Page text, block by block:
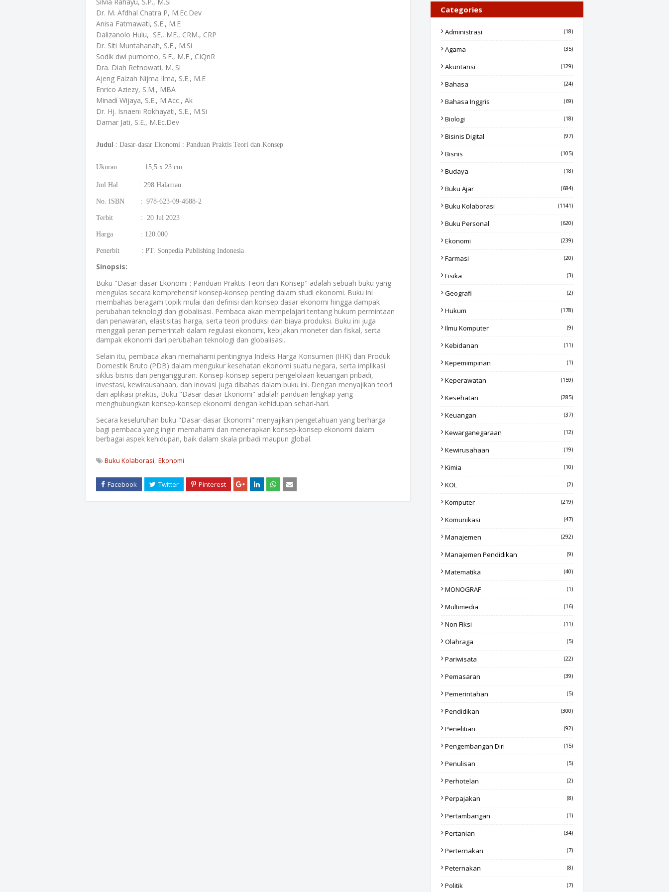
Dr. M. Afdhal Chatra P, M.Ec.Dev
Anisa Fatmawati, S.E., M.E
Dalizanolo Hulu, SE., ME., CRM., CRP
Dr. Siti Muntahanah, S.E., M.Si
Sodik dwi purnomo, S.E., M.E., CIQnR
Dra. Diah Retnowati, M. Si
Ajeng Faizah Nijma Ilma, S.E., M.E
Enrico Aziezy, S.M., MBA
Minadi Wijaya, S.E., M.Acc., Ak
Dr. Hj. Isnaeni Rokhayati, S.E., M.Si
Damar Jati, S.E., M.Ec.Dev
Judul : Dasar-dasar Ekonomi : Panduan Praktis Teori dan Konsep
Ukuran : 15,5 x 23 cm
Jml Hal : 298 Halaman
No. ISBN : 978-623-09-4688-2
Terbit : 20 Jul 2023
Harga : 120.000
Penerbit : PT. Sonpedia Publishing Indonesia
Sinopsis:
Buku "Dasar-dasar Ekonomi : Panduan Praktis Teori dan Konsep" adalah sebuah buku yang
mengulas secara komprehensif konsep-konsep penting dalam studi ekonomi. Buku ini
membahas beragam topik mulai dari definisi dan konsep dasar ekonomi hingga dampak
perubahan teknologi dan globalisasi. Pembaca akan mempelajari tentang hukum permintaan
dan penawaran, elastisitas harga, serta teori produksi dan biaya produksi. Buku ini juga
menggali peran pemerintah dalam regulasi ekonomi, kebijakan moneter dan fiskal, serta
dampak ekonomi dari perubahan teknologi dan globalisasi.
Selain itu, pembaca akan memahami pentingnya Indeks Harga Konsumen (IHK) dan Produk
Domestik Bruto (PDB) dalam mengukur kesehatan ekonomi suatu negara, serta implikasi
siklus bisnis dan pengangguran. Konsep-konsep seperti pengelolaan keuangan pribadi,
investasi, kewirausahaan, dan inovasi juga dibahas dalam buku ini. Dengan menyajikan teori
dan aplikasi praktis, Buku "Dasar-dasar Ekonomi" adalah panduan lengkap yang
menghubungkan konsep-konsep ekonomi dengan kehidupan sehari-hari.
Secara keseluruhan buku "Dasar-dasar Ekonomi" menyajikan pengetahuan yang berharga
bagi pembaca yang ingin memahami dan menerapkan konsep-konsep ekonomi dalam
berbagai aspek kehidupan, baik dalam skala pribadi maupun global.
Buku Kolaborasi Ekonomi
Categories
Administrasi (18)
Agama (35)
Akuntansi (129)
Bahasa (24)
Bahasa Inggris (69)
Biologi (18)
Bisinis Digital (97)
Bisnis (105)
Budaya (18)
Buku Ajar (684)
Buku Kolaborasi (1141)
Buku Personal (620)
Ekonomi (239)
Farmasi (20)
Fisika (3)
Geografi (2)
Hukum (178)
Ilmu Komputer (9)
Kebidanan (11)
Kepemimpinan (1)
Keperawatan (159)
Kesehatan (285)
Keuangan (37)
Kewarganegaraan (12)
Kewirusahaan (19)
Kimia (10)
KOL (2)
Komputer (219)
Komunikasi (47)
Manajemen (292)
Manajemen Pendidikan (9)
Matematika (40)
MONOGRAF (1)
Multimedia (16)
Non Fiksi (11)
Olahraga (5)
Pariwisata (22)
Pemasaran (39)
Pemerintahan (5)
Pendidikan (300)
Penelitian (92)
Pengembangan Diri (15)
Penulisan (5)
Perhotelan (2)
Perpajakan (8)
Pertambangan (1)
Pertanian (34)
Perternakan (7)
Peternakan (8)
Politik (7)